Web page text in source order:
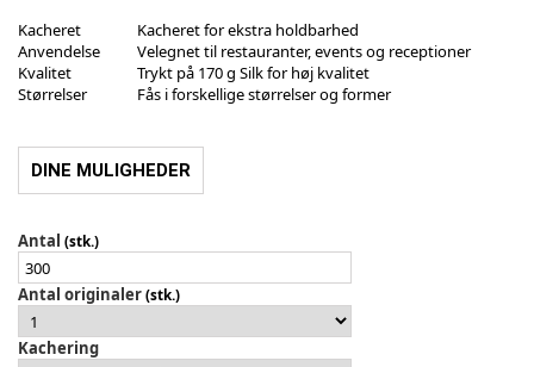
Kacheret
Kacheret for ekstra holdbarhed
Anvendelse
Velegnet til restauranter, events og receptioner
Kvalitet
Trykt på 170 g Silk for høj kvalitet
Størrelser
Fås i forskellige størrelser og former
DINE MULIGHEDER
Antal (stk.)
Antal originaler(stk.)
Kachering